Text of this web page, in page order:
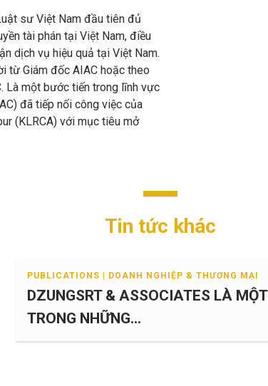
sư Việt Nam đầu tiên đủ
tài phán tại Việt Nam, điều
dịch vụ hiệu quả tại Việt Nam.
từ Giám đốc AIAC hoặc theo
Là một bước tiến trong lĩnh vực
đã tiếp nối công việc của
(KLRCA) với mục tiêu mở
Tin tức khác
PUBLICATIONS | DOANH NGHIỆP & THƯƠNG MẠI
DZUNGSRT & ASSOCIATES LÀ MỘT
TRONG NHỮNG...